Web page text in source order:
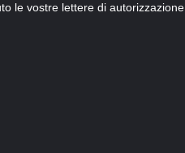
le vostre lettere di autorizzazione.